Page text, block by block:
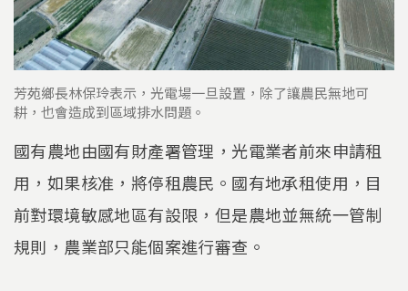
芳苑鄉長林保玲表示，光電場一旦設置，除了讓農民無地可
耕，也會造成到區域排水問題。
國有農地由國有財產署管理，光電業者前來申請租
用，如果核准，將停租農民。國有地承租使用，目
前對環境敏感地區有設限，但是農地並無統一管制
規則，農業部只能個案進行審查。